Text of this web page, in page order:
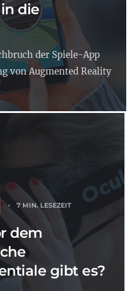
die
der Spiele-App
von Augmented Reality
7 MIN. LESEZEIT
dem
gibt es?